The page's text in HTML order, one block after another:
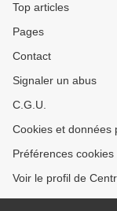
Top articles
Pages
Contact
Signaler un abus
C.G.U.
Cookies et données
Préférences cookies
Voir le profil de